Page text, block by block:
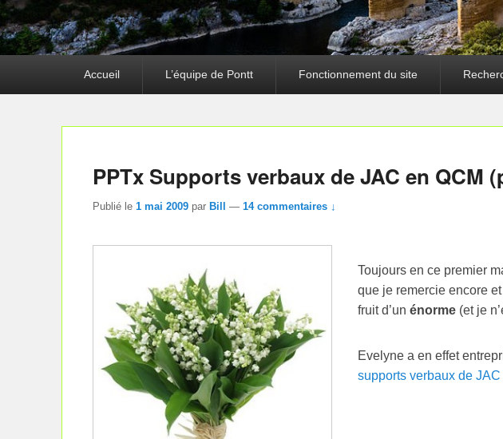
Accueil L’équipe de Pontt Fonctionnement du site
PPTx Supports verbaux de JAC en QCM
Publié le 1 mai 2009 par Bill — 14 commentaires ↓
Toujours en ce premier
que je remercie encore
fruit d’un énorme (et je
Evelyne a en effet
supports verbaux de JAC